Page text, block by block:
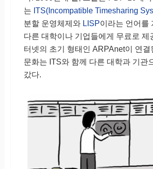
는 ITS(Incompatible Timesharing
분할 운영체제와 LISP이라는 언어를
다른 대학이나 기업들에게 무료로 제
터넷의 초기 형태인 ARPAnet이 연결
문화는 ITS와 함께 다른 대학과 기관
갔다.